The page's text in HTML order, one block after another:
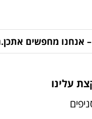
– אנחנו מחפשים
עלינו